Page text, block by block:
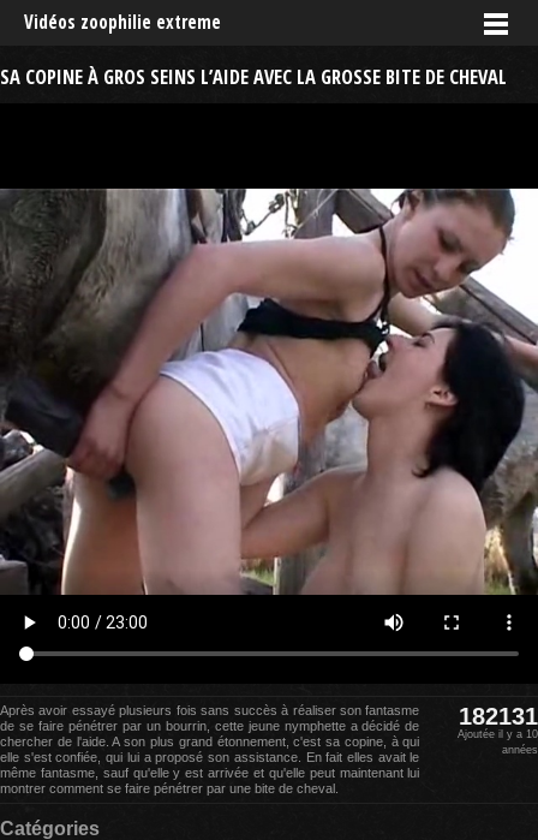
Vidéos zoophilie extreme
SA COPINE À GROS SEINS L’AIDE AVEC LA GROSSE BITE DE CHEVAL
Après avoir essayé plusieurs fois sans succès à réaliser son fantasme
de se faire pénétrer par un bourrin, cette jeune nymphette a décidé de
chercher de l'aide. A son plus grand étonnement, c'est sa copine, à qui
elle s'est confiée, qui lui a proposé son assistance. En fait elles avait le
même fantasme, sauf qu'elle y est arrivée et qu'elle peut maintenant lui
montrer comment se faire pénétrer par une bite de cheval.
182131
Ajoutée il y a 10
années
Catégories